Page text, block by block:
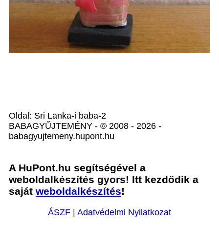
Oldal: Sri Lanka-i baba-2
BABAGYŰJTEMÉNY - © 2008 - 2026 -
babagyujtemeny.hupont.hu
A HuPont.hu segítségével a
weboldalkészítés gyors! Itt kezdődik a
saját weboldalkészítés!
ÁSZF | Adatvédelmi Nyilatkozat